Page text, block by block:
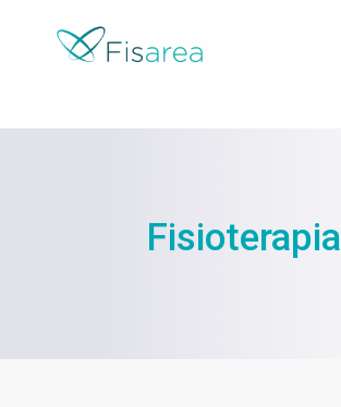
Fisioterapia